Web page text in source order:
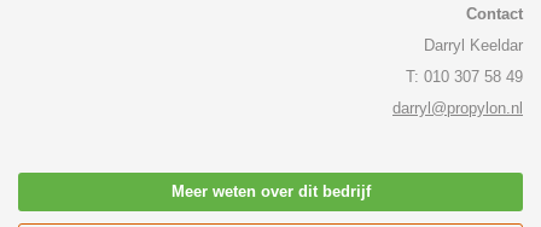
Contact
Darryl Keeldar
T: 010 307 58 49
darryl@propylon.nl
Meer weten over dit bedrijf